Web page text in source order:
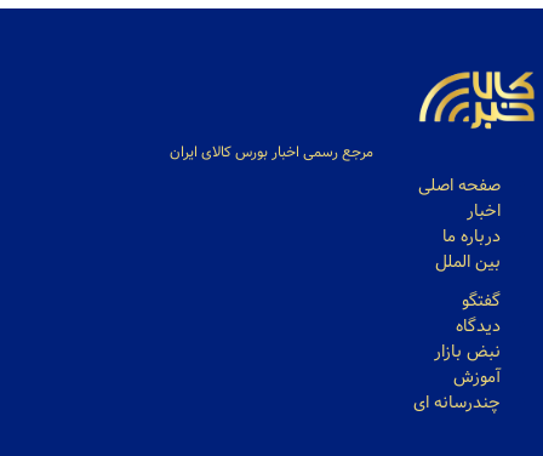
مرجع رسمی اخبار بورس کالای ایران
صفحه اصلی
اخبار
درباره ما
بین الملل
گفتگو
دیدگاه
نبض بازار
آموزش
چندرسانه ای